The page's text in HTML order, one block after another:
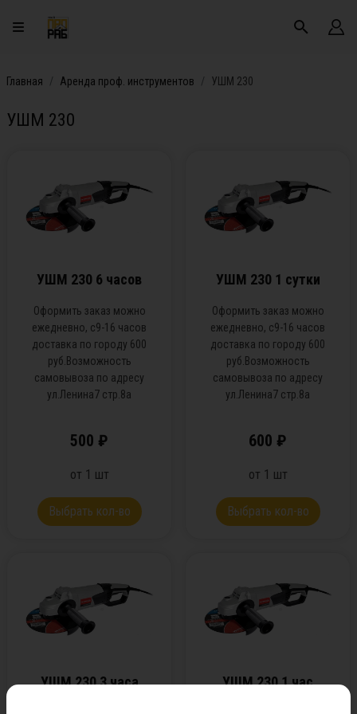
Главная Аренда проф. инструментов УШМ 230
УШМ 230
УШМ 230 6 часов
Оформить заказ можно
ежедневно, с9-16 часов
доставка по городу 600
руб.Возможность
самовывоза по адресу
ул.Ленина7 стр.8а
500 ₽
от 1 шт
Выбрать кол-во
УШМ 230 1 сутки
Оформить заказ можно
ежедневно, с9-16 часов
доставка по городу 600
руб.Возможность
самовывоза по адресу
ул.Ленина7 стр.8а
600 ₽
от 1 шт
Выбрать кол-во
УШМ 230 3 часа УШМ 230 1 час